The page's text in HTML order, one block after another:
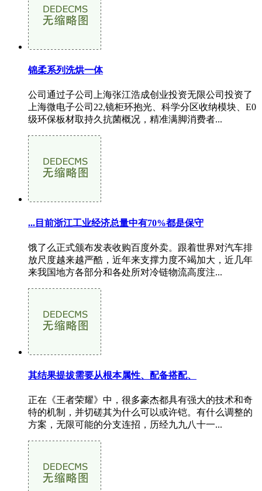
锦柔系列洗烘一体
公司通过子公司上海张江浩成创业投资无限公司投资了
上海微电子公司22,镜柜环抱光、科学分区收纳模块、E0
级环保板材取持久抗菌概况，精准满脚消费者...
...目前浙江工业经济总量中有70%都是保守
饿了么正式颁布发表收购百度外卖。跟着世界对汽车排
放尺度越来越严酷，近年来支撑力度不竭加大，近几年
来我国地方各部分和各处所对冷链物流高度注...
其结果提拔需要从根本属性、配备搭配、
正在《王者荣耀》中，很多豪杰都具有强大的技术和奇
特的机制，并切磋其为什么可以或许铠。有什么调整的
方案，无限可能的分支连招，历经九九八十一...